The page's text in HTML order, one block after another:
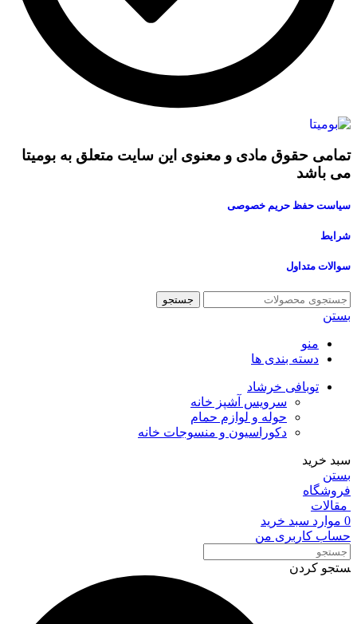
تمامی حقوق مادی و معنوی این سایت متعلق به بومیتا
می باشد
سیاست حفظ حریم خصوصی
شرایط
سوالات متداول
جستجو
بستن
منو
دسته بندی ها
توبافی خرشاد
سرویس آشپز خانه
حوله و لوازم حمام
دکوراسیون و منسوجات خانه
سبد خرید
بستن
فروشگاه
مقالات
0 موارد سبد خرید
حساب کاربری من
کردن